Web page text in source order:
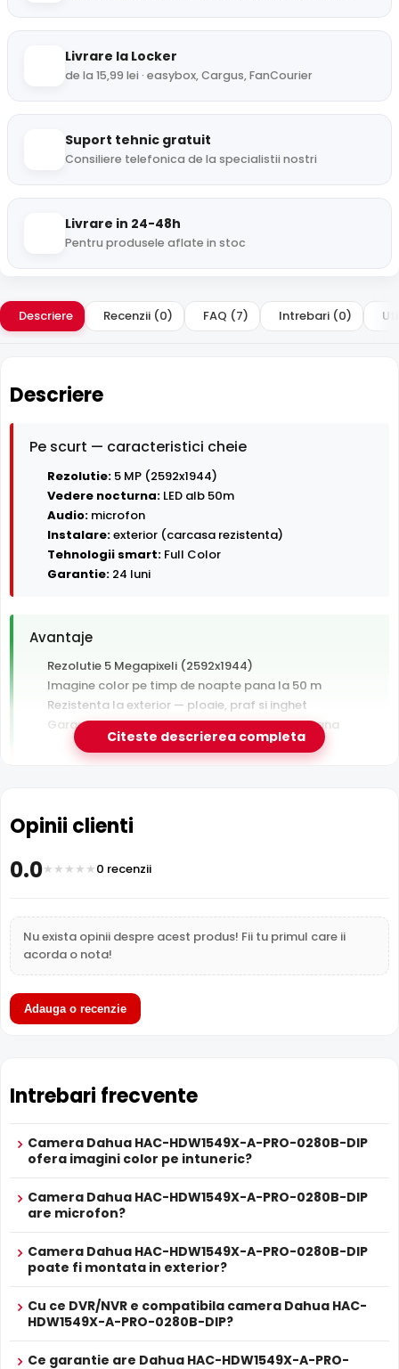
Livrare la Locker
de la 15,99 lei · easybox, Cargus, FanCourier
Suport tehnic gratuit
Consiliere telefonica de la specialistii nostri
Livrare in 24-48h
Pentru produsele aflate in stoc
Descriere Recenzii (0) FAQ (7) Intrebari (0)
Descriere
Pe scurt — caracteristici cheie
Rezolutie: 5 MP (2592x1944)
Vedere nocturna: LED alb 50m
Audio: microfon
Instalare:exterior (carcasa rezistenta)
Tehnologii smart: Full Color
Garantie: 24 luni
Avantaje
Rezolutie 5 Megapixeli (2592x1944)
Imagine color pe timp de noapte pana la 50 m
Rezistenta la exterior — ploaie, praf si inghet
Garantie 24 luni si suport tehnic gratuit in romana
conecteaza direct la retea
e-Camere.ro recomanda acest produs pentru:
WizColor - Noaptea devine zi in culori reale (AI-ISP)
Cu tehnologiaWizColorde la Dahua (AI-ISP), Dahua
HAC-HDW1549X-A-PRO-0280B-DIP genereaza imagini
color de inalta fidelitate in conditii de lumina extrem de
probe de necontestat.Vezi ghidul complet WizColor →
Microfon Incorporat
Dahua HAC-HDW1549X-A-PRO-0280B-DIP dispune de
timp real. Sunetul se sincronizeaza cu imaginea video,
utila pentru verificarea evenimentelor si conversatiilor din
zona monitorizata.
FunctiaTRUE WDR oferita de senzorul de imagine al
camerei Dahua HAC-HDW1549X-A-PRO-0280B-DIP,
compenseaza atat imaginea din prim plan, cat si
Citeste descrierea completa
Opinii clienti
0.0 0 recenzii
Nu exista opinii despre acest produs! Fii tu primul care ii
acorda o nota!
Adauga o recenzie
Intrebari frecvente
Camera Dahua HAC-HDW1549X-A-PRO-0280B-DIP
ofera imagini color pe intuneric?
Camera Dahua HAC-HDW1549X-A-PRO-0280B-DIP
are microfon?
Camera Dahua HAC-HDW1549X-A-PRO-0280B-DIP
poate fi montata in exterior?
Cu ce DVR/NVR e compatibila camera Dahua HAC-
HDW1549X-A-PRO-0280B-DIP?
Ce garantie are Dahua HAC-HDW1549X-A-PRO-